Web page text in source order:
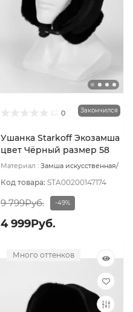
0 Закончился
Ушанка Starkoff Экозамша
цвет Чёрный размер 58
Материал : Замша искусственная/
Флис
Код товара: STA00200147174
9 799Руб. -49%
4 999Руб.
Много оттенков